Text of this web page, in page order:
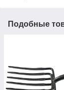
Подобные